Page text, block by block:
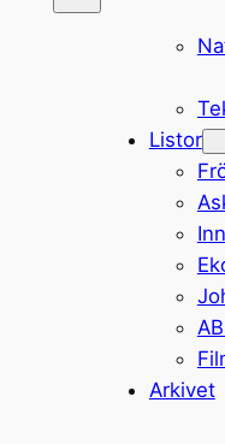
Listor
Arkivet